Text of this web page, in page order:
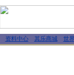
资料中心 其乐商城 世